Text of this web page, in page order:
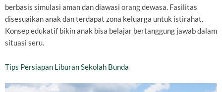
berbasis simulasi aman dan diawasi orang dewasa. Fasilitas
disesuaikan anak dan terdapat zona keluarga untuk istirahat.
Konsep edukatif bikin anak bisa belajar bertanggung jawab dalam
situasi seru.
Tips Persiapan Liburan Sekolah Bunda